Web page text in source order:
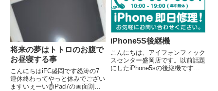
将来の夢はトトロのお腹で
お昼寝する事
こんにちはiFC盛岡です怒涛の7
連休終わってやっと休みでござい
ますいぇーい☝️iPad7の画面割れ
iPhone5S後継機
こんにちは、アイフォンフィック
スセンター盛岡店です。以前話題
にしたiPhone5sの後継機ですが